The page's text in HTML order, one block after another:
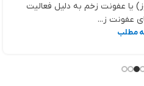
یا عفونت زخم به دلیل فعالیت
عفونت ز...
مطلب